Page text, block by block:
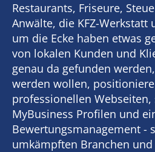
Restaurants, Friseure,
Anwälte, die KFZ-Werkstatt
um die Ecke haben etwas
von lokalen Kunden und
genau da gefunden
werden wollen,
professionellen Webseiten,
MyBusiness Profilen und
Bewertungsmanagement -
umkämpften Branchen und